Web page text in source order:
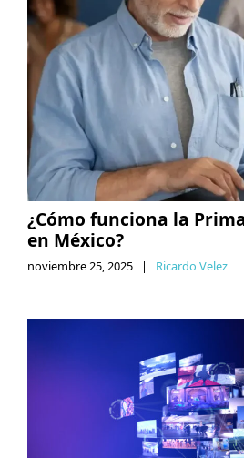
¿Cómo funciona la
en México?
noviembre 25, 2025 | Ricardo Velez